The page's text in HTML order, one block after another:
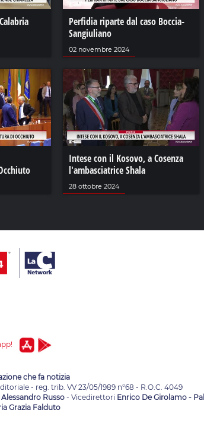
Perfidia riparte dal caso Boccia-
Sangiuliano
02 novembre 2024
Intese con il Kosovo, a Cosenza
l'ambasciatrice Shala
28 ottobre 2024
che fa notizia
- reg. trib. VV 23/05/1989 n°68 - R.O.C. 4049
Alessandro Russo - Vicedirettori Enrico De Girolamo -
Grazia Falduto